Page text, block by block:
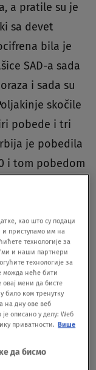
a pratile su je
sa devet
bila je
SAD-a sada
i sada su
skočile
pobede i tri
je pobedila
i tom pobedom
nakon
као што су подаци
и приступамо им на
технологије за
"ми и наши партнери
технологије за
можда неће бити
мени да бисте
било ком тренутку
на дну ове веб
описано у делу: Wеб
приватности. Више
да бисмо